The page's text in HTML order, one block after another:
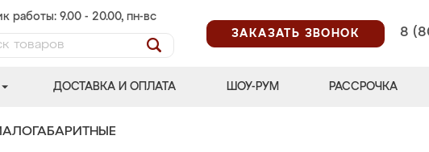
работы: 9.00 - 20.00, пн-вс
ЗАКАЗАТЬ ЗВОНОК
8
ДОСТАВКА И ОПЛАТА ШОУ-РУМ РАССРОЧКА